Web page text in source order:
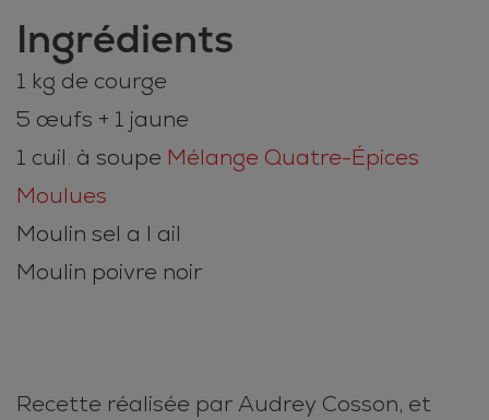
Ingrédients
1 kg de courge
5 œufs + 1 jaune
1 cuil. à soupe Mélange Quatre-Épices
Moulues
Moulin sel a l ail
Moulin poivre noir
Recette réalisée par Audrey Cosson, et